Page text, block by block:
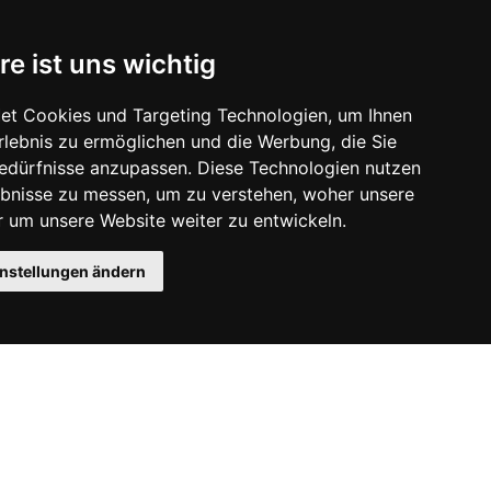
ist uns wichtig
Cookies und Targeting Technologien, um Ihnen
zu ermöglichen und die Werbung, die Sie
anzupassen. Diese Technologien nutzen
zu messen, um zu verstehen, woher unsere
um unsere Website weiter zu entwickeln.
ändern